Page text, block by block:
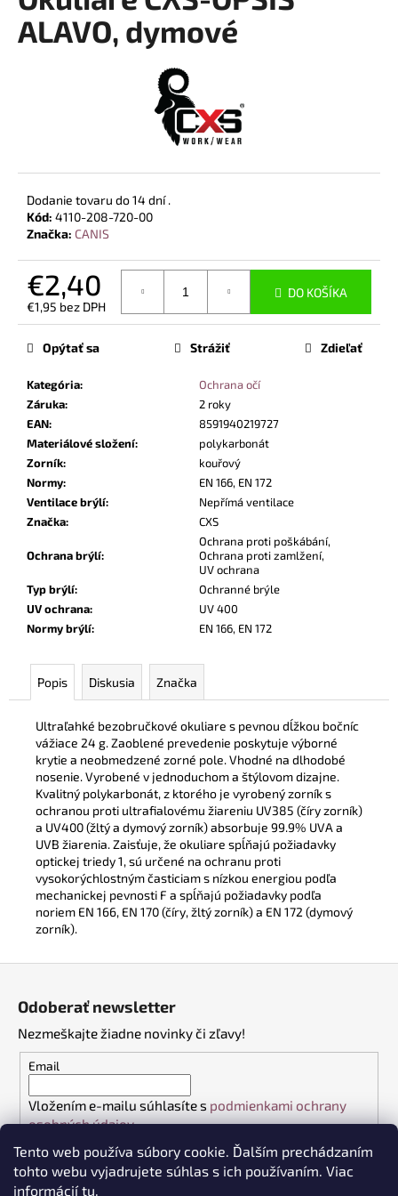
Tento web používa súbory cookie. Ďalším prechádzaním
tohto webu vyjadrujete súhlas s ich používaním. Viac
informáciítu.
0,0
z
ALAVO, dymové
Dodanie tovaru do 14 dní .
Kód: 4110-208-720-00
Značka: CANIS
€2,40
€1,95 bez DPH
Jednotková
DO KOŠÍKA
Kategória:
Ochrana očí
Záruka:
2 roky
EAN:
8591940219727
Materiálové složení:
polykarbonát
Zorník:
kouřový
Normy:
EN 166, EN 172
Ventilace brýlí:
Nepřímá ventilace
Značka: CXS
Ochrana brýlí:
Ochrana proti poškábání,
Ochrana proti zamlžení,
UV ochrana
Typ brýlí:
Ochranné brýle
UV ochrana:
UV 400
Normy brýlí: EN 166, EN 172
Opýtať sa Strážiť Zdieľať
Popis Diskusia Značka
Ultraľahké bezobručkové okuliare s pevnou dĺžkou bočníc
vážiace 24 g. Zaoblené prevedenie poskytuje výborné
krytie a neobmedzené zorné pole. Vhodné na dlhodobé
nosenie. Vyrobené v jednoduchom a štýlovom dizajne.
Kvalitný polykarbonát, z ktorého je vyrobený zorník s
ochranou proti ultrafialovému žiareniu UV385 (číry zorník)
a UV400 (žltý a dymový zorník) absorbuje 99.9% UVA a
UVB žiarenia. Zaisťuje, že okuliare spĺňajú požiadavky
optickej triedy 1, sú určené na ochranu proti
vysokorýchlostným časticiam s nízkou energiou podľa
mechanickej pevnosti F a spĺňajú požiadavky podľa
noriem EN 166, EN 170 (číry, žltý zorník) a EN 172 (dymový
zorník).
á
j
HĽADAŤ
O
d
p
o
ú
a
m
e
VYSOKÁ
BEZPEČNOSTNÁ
UVEX
6935
S3
TREND
€103,80
e
Odoberať newsletter
Nezmeškajte žiadne novinky či zľavy!
Email
Vložením e-mailu súhlasíte s podmienkami ochrany
osobných údajov
PRIHLÁSIŤ SA